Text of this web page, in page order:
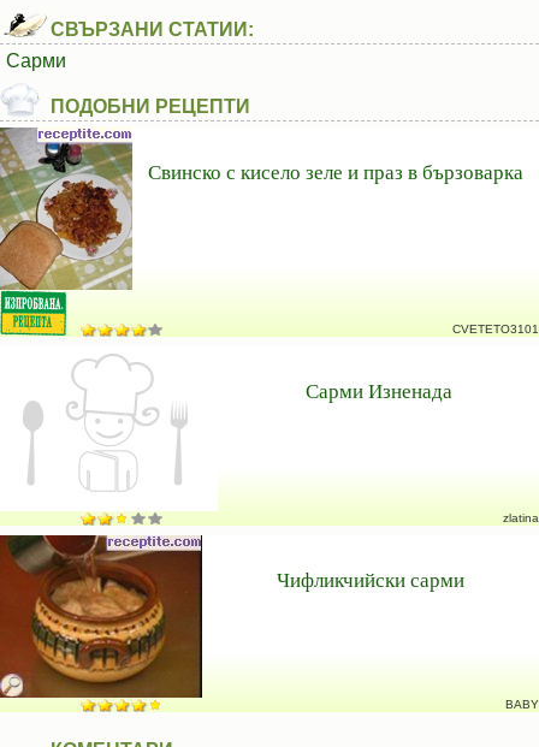
СВЪРЗАНИ СТАТИИ:
Сарми
ПОДОБНИ РЕЦЕПТИ
Свинско с кисело зеле и праз в бързоварка
CVETETO3101
Сарми Изненада
zlatina
Чифликчийски сарми
BABY